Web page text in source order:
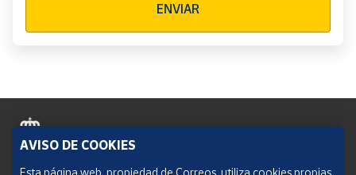
ENVIAR
Política de cookies
AVISO DE COOKIES
Esta página web, propiedad de Correos, utiliza cookies propias